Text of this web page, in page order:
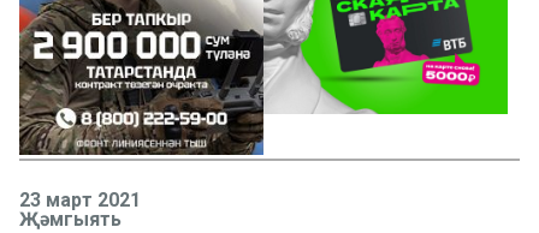
23 март 2021
Җәмгыять